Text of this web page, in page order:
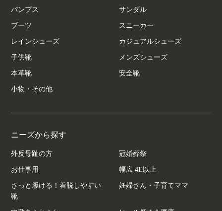
パンプス サンダル
ブーツ スニーカー
レインシューズ カジュアルシューズ
子供靴 メンズシューズ
本革靴 安全靴
小物・その他
ニーズから探す
外反母趾の方 冠婚葬祭
お仕事用 幅広 4E以上
さっと履ける！着脱しやすい
靴
妊婦さん・子育てママ